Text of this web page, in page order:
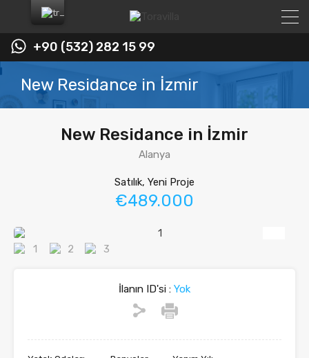
+90 (532) 282 15 99
New Residance in İzmir
New Residance in İzmir
Alanya
Satılık, Yeni Proje
€489.000
İlanın ID'si : Yok